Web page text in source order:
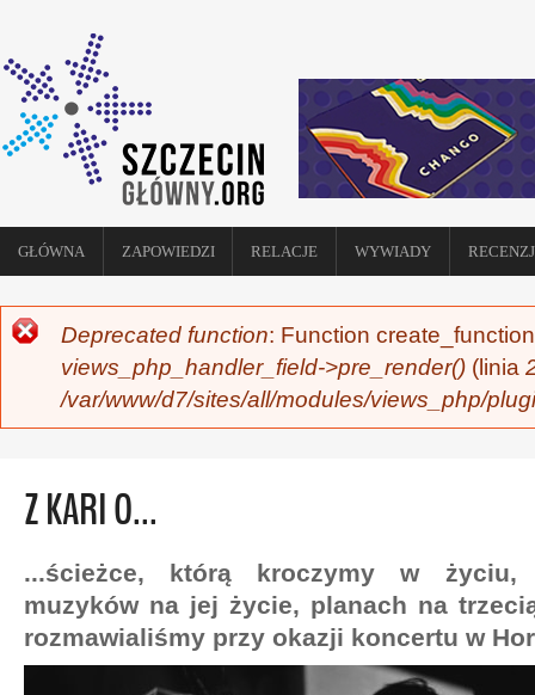
GŁÓWNA ZAPOWIEDZI RELACJE WYWIADY
KOMUNIKAT O BŁĘDZIE
Deprecated function: Function
views_php_handler_field->pre_render() (linia
/var/www/d7/sites/all/modules/views_php/
Z KARI O...
...ścieżce, którą kroczymy w życiu,
muzyków na jej życie, planach na
rozmawialiśmy przy okazji koncertu w